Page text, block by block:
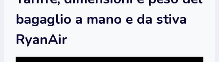
bagaglio a mano e da stiva
RyanAir